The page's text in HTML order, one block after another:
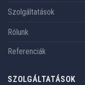
Szolgáltatások
Rólunk
Referenciák
SZOLGÁLTATÁSOK